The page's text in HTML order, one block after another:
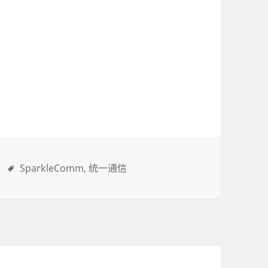
SparkleComm 统一通信